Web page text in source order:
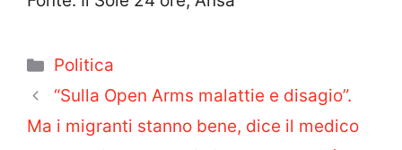
Categorie
Politica
“Sulla Open Arms malattie e disagio”.
Ma i migranti stanno bene, dice il medico